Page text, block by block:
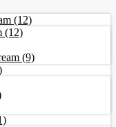
(12)
(12)
(9)